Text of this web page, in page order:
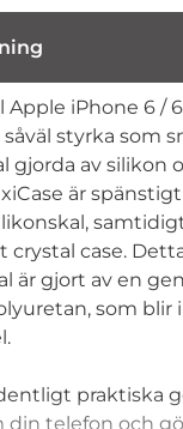
Apple iPhone 6 /
styrka som
gjorda av silikon
är
case.
är gjort av en
som blir
praktiska
din telefon och